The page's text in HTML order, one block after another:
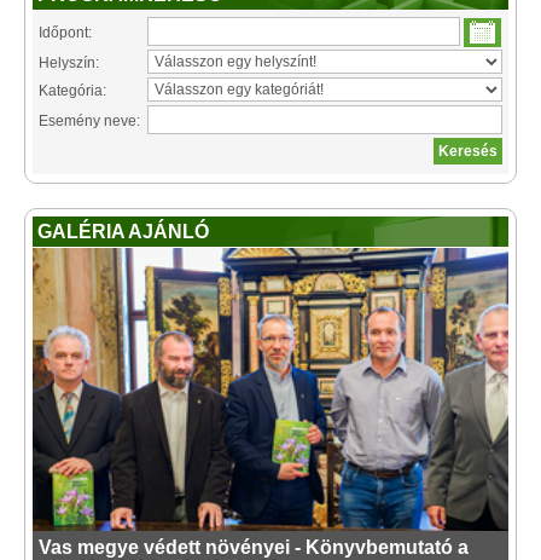
Időpont:
Helyszín:
Kategória:
Esemény neve:
GALÉRIA AJÁNLÓ
Vas megye védett növényei - Könyvbemutató a